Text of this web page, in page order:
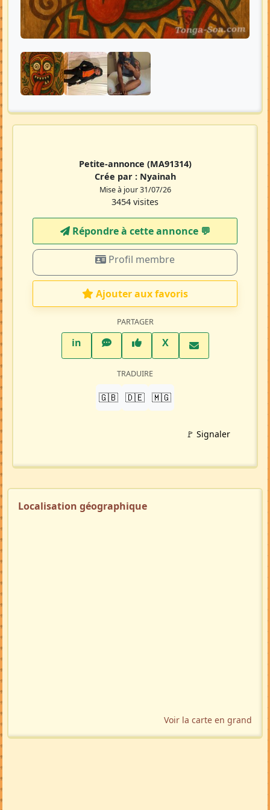
Petite-annonce (MA91314)
Crée par : Nyainah
Mise à jour 31/07/26
3454 visites
Répondre à cette annonce 💬​
Profil membre
Ajouter aux favoris
PARTAGER
inLinkedInWhatsAppFacebook
XTwitter X
TRADUIRE
🇬🇧 🇩🇪 🇲🇬
🚩 Signaler
Localisation géographique
Voir la carte en grand